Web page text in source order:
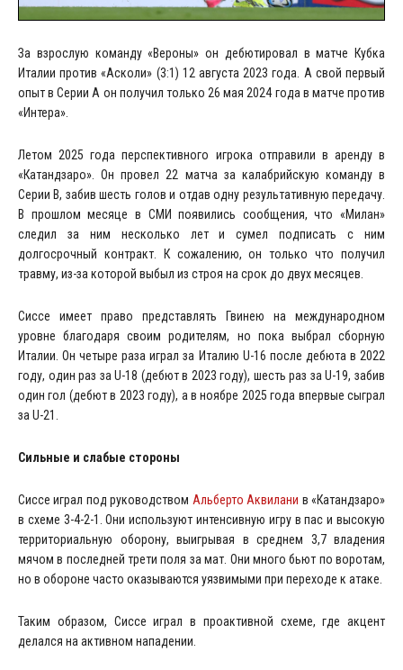
За взрослую команду «Вероны» он дебютировал в матче Кубка
Италии против «Асколи» (3:1) 12 августа 2023 года. А свой первый
опыт в Серии А он получил только 26 мая 2024 года в матче против
«Интера».
Летом 2025 года перспективного игрока отправили в аренду в
«Катандзаро». Он провел 22 матча за калабрийскую команду в
Серии В, забив шесть голов и отдав одну результативную передачу.
В прошлом месяце в СМИ появились сообщения, что «Милан»
следил за ним несколько лет и сумел подписать с ним
долгосрочный контракт. К сожалению, он только что получил
травму, из-за которой выбыл из строя на срок до двух месяцев.
Сиссе имеет право представлять Гвинею на международном
уровне благодаря своим родителям, но пока выбрал сборную
Италии. Он четыре раза играл за Италию U-16 после дебюта в 2022
году, один раз за U-18 (дебют в 2023 году), шесть раз за U-19, забив
один гол (дебют в 2023 году), а в ноябре 2025 года впервые сыграл
за U-21.
Сильные и слабые стороны
Сиссе играл под руководством Альберто Аквилани в «Катандзаро»
в схеме 3-4-2-1. Они используют интенсивную игру в пас и высокую
территориальную оборону, выигрывая в среднем 3,7 владения
мячом в последней трети поля за мат. Они много бьют по воротам,
но в обороне часто оказываются уязвимыми при переходе к атаке.
Таким образом, Сиссе играл в проактивной схеме, где акцент
делался на активном нападении.